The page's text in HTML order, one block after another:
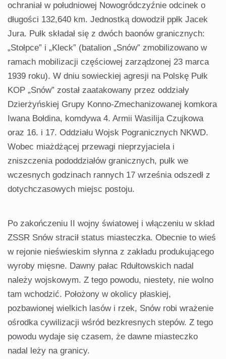
ochraniał w południowej Nowogródczyźnie odcinek o
długości 132,640 km. Jednostką dowodził ppłk Jacek
Jura. Pułk składał się z dwóch baonów granicznych:
„Stołpce” i „Kleck” (batalion „Snów” zmobilizowano w
ramach mobilizacji częściowej zarządzonej 23 marca
1939 roku). W dniu sowieckiej agresji na Polskę Pułk
KOP „Snów” został zaatakowany przez oddziały
Dzierżyńskiej Grupy Konno-Zmechanizowanej komkora
Iwana Bołdina, komdywa 4. Armii Wasilija Czujkowa
oraz 16. i 17. Oddziału Wojsk Pogranicznych NKWD.
Wobec miażdżącej przewagi nieprzyjaciela i
zniszczenia pododdziałów granicznych, pułk we
wczesnych godzinach rannych 17 września odszedł z
dotychczasowych miejsc postoju.
Po zakończeniu II wojny światowej i włączeniu w skład
ZSSR Snów stracił status miasteczka. Obecnie to wieś
w rejonie nieświeskim słynna z zakładu produkującego
wyroby mięsne. Dawny pałac Rdułtowskich nadal
należy wojskowym. Z tego powodu, niestety, nie wolno
tam wchodzić. Położony w okolicy płaskiej,
pozbawionej wielkich lasów i rzek, Snów robi wrażenie
ośrodka cywilizacji wśród bezkresnych stepów. Z tego
powodu wydaje się czasem, że dawne miasteczko
nadal leży na granicy.